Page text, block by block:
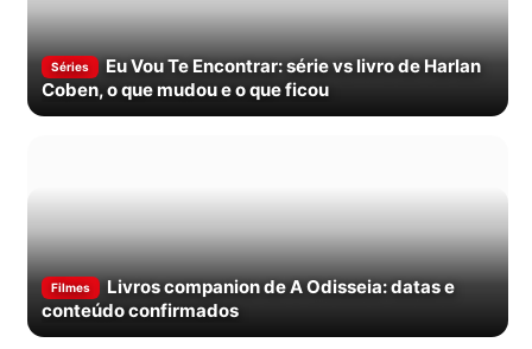
Séries
Eu Vou Te Encontrar: série vs livro de Harlan
Coben, o que mudou e o que ficou
Filmes
Livros companion de A Odisseia: datas e
conteúdo confirmados